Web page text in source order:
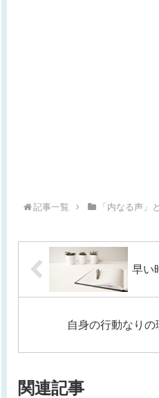
記事一覧 「内なる声」
早い
自身の行動なりの
関連記事